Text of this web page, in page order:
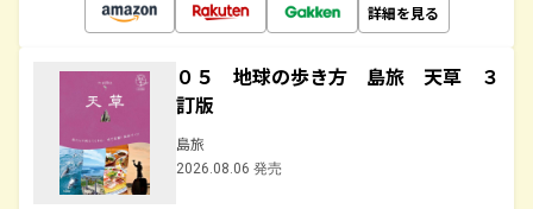
詳細を見る
０５ 地球の歩き方 島旅 天草 ３
訂版
島旅
2026.08.06 発売